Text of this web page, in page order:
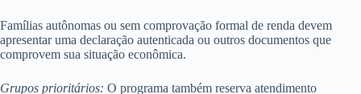
Famílias autônomas ou sem comprovação formal de renda devem
apresentar uma declaração autenticada ou outros documentos que
comprovem sua situação econômica.
Grupos prioritários: O programa também reserva atendimento